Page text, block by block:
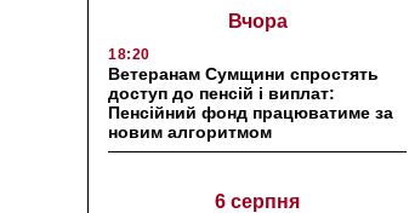
Вчора
18:20
Ветеранам Сумщини спростять
доступ до пенсій і виплат:
Пенсійний фонд працюватиме за
новим алгоритмом
6 серпня